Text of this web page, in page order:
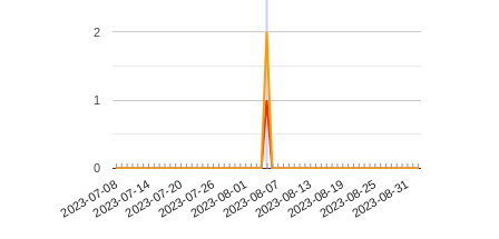
2023-07-082023-07-142023-07-202023-07-262023-08-012023-08-072023-08-132023-08-192023-08-252023-08-31
0
1
2